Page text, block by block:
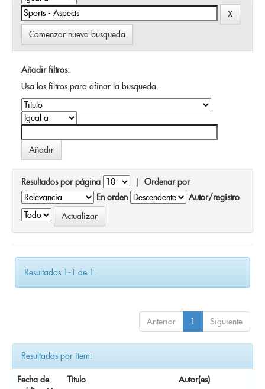
Comenzar nueva busqueda
Añadir filtros:
Usa los filtros para afinar la busqueda.
Resultados por página | Ordenar por
En orden
Autor/registro
Resultados 1-1 de 1.
Anterior 1 Siguiente
Resultados por ítem:
Fecha de
Título Autor(es)